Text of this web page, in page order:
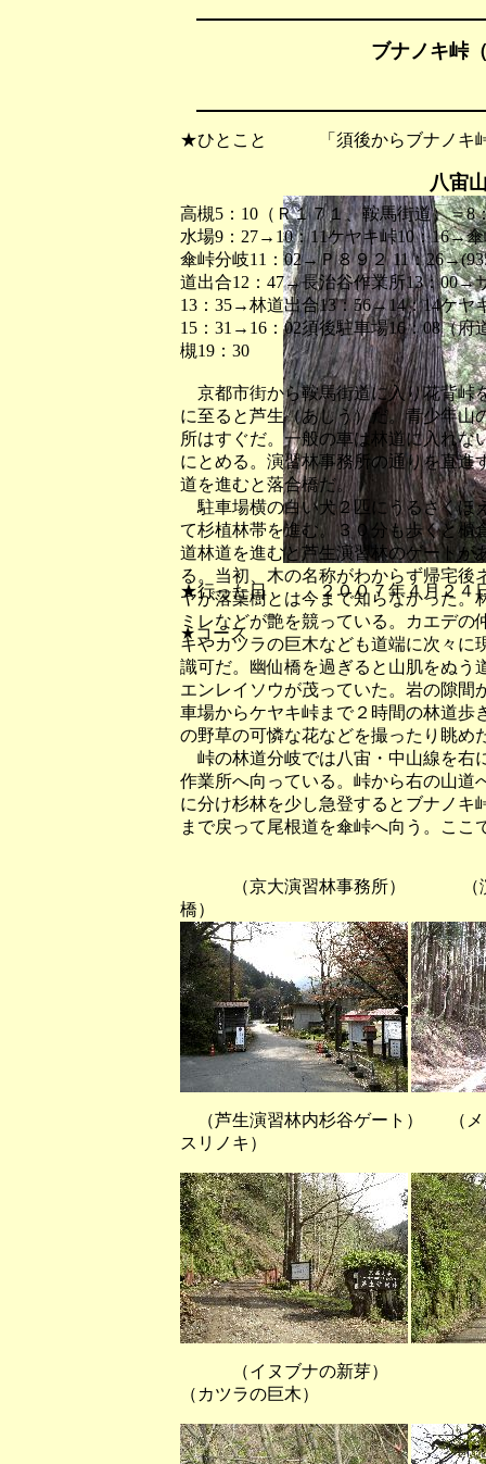
ブナノキ峠
★ひとこと 「須後からブナノキ峠
八宙
★行った日 ２００７年４月２
★コース
高槻5：10（Ｒ１７１、鞍馬街道）＝
水場9：27→10：11ケヤキ峠10：16→
傘峠分岐11：02→Ｐ８９２ 11：
道出合12：47→長治谷作業所13：00→
13：35→林道出合13：56→14：14ケ
15：31→16：02須後駐車場16：08（
槻19：30
京都市街から鞍馬街道に入り花背峠
に至ると芦生（あしう）だ。青少年山
所はすぐだ。一般の車は林道に入れ
にとめる。演習林事務所の通りを直進
道を進むと落合橋だ。
駐車場横の白い犬２匹にうるさくほ
て杉植林帯を進む。３０分も歩くと櫃
道林道を進むと芦生演習林のゲートが
る。当初、木の名称がわからず帰宅
ヤが落葉樹とは今まで知らなかった。
ミレなどが艶を競っている。カエデ
キやカツラの巨木なども道端に次々に
識可だ。幽仙橋を過ぎると山肌をぬう
エンレイソウが茂っていた。岩の隙間
車場からケヤキ峠まで２時間の林道歩
の野草の可憐な花などを撮ったり眺め
峠の林道分岐では八宙・中山線を右
作業所へ向っている。峠から右の山道
に分け杉林を少し急登するとブナノキ
まで戻って尾根道を傘峠へ向う。こ
（京大演習林事務所） （
橋）
（芦生演習林内杉谷ゲート） （
スリノキ）
（イヌブナの新
（カツラの巨木）